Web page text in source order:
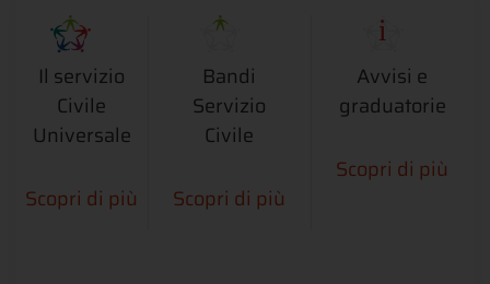
Il servizio
Civile
Universale
Scopri di più
Bandi
Servizio
Civile
Scopri di più
Avvisi e
graduatorie
Scopri di più